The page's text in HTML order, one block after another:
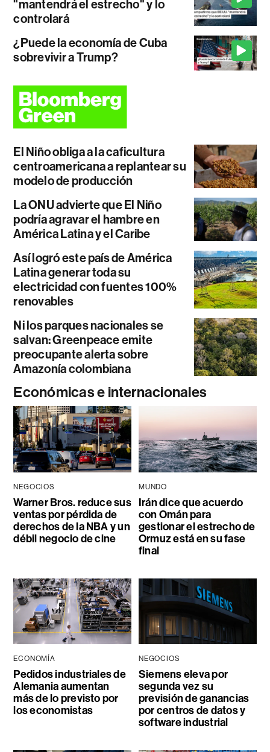
"mantendrá el estrecho" y lo
controlará
¿Puede la economía de Cuba
sobrevivir a Trump?
El Niño obliga a la caficultura
centroamericana a replantear su
modelo de producción
La ONU advierte que El Niño
podría agravar el hambre en
América Latina y el Caribe
Así logró este país de América
Latina generar toda su
electricidad con fuentes 100%
renovables
Ni los parques nacionales se
salvan: Greenpeace emite
preocupante alerta sobre
Amazonía colombiana
Económicas e internacionales
NEGOCIOS
Warner Bros. reduce sus
ventas por pérdida de
derechos de la NBA y un
débil negocio de cine
MUNDO
Irán dice que acuerdo
con Omán para
gestionar el estrecho de
Ormuz está en su fase
final
ECONOMÍA
Pedidos industriales de
Alemania aumentan
más de lo previsto por
los economistas
NEGOCIOS
Siemens eleva por
segunda vez su
previsión de ganancias
por centros de datos y
software industrial